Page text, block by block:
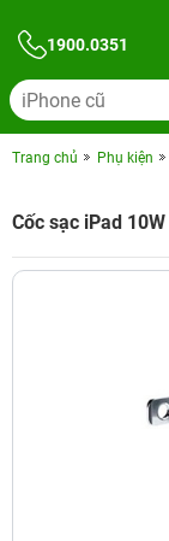
1900.0351
Trang chủ Phụ kiện
Cốc sạc iPad 10W